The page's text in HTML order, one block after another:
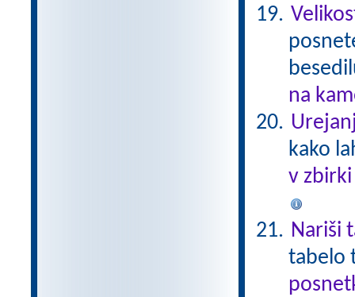
na
kako
v
Nariši
tabelo